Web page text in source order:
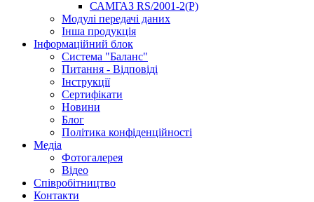
САМГАЗ RS/2001-2(Р)
Модулі передачі даних
Інша продукція
Інформаційний блок
Система "Баланс"
Питання - Відповіді
Інструкції
Сертифікати
Новини
Блог
Політика конфіденційності
Медіа
Фотогалерея
Відео
Співробітництво
Контакти